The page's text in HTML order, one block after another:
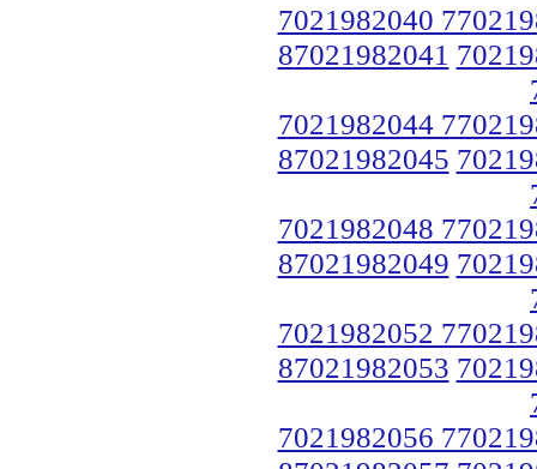
7021982040
87021982041
7021982044
87021982045
7021982048
87021982049
7021982052
87021982053
7021982056